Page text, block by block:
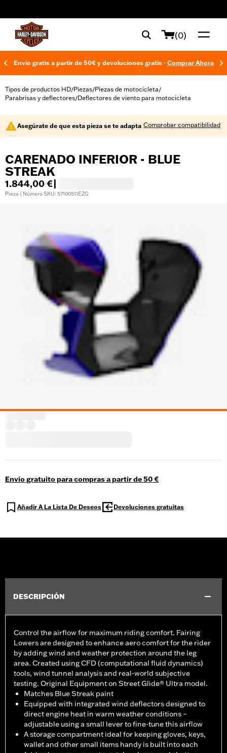
(0)
Envío gratis a partir de 50€ y devoluciones gratis - Comprar Ahora
Tipos de productos HD/Piezas/Piezas de motocicleta/
Parabrisas y deflectores/Deflectores de viento para motocicleta
Asegúrate de que esta pieza se te adapta Comprobar compatibilidad
CARENADO INFERIOR - BLUE
STREAK
1.844,00 €
Pieza | Número SKU: 57100511EZG
Envío gratuito para compras a partir de 50 €
Añadir A La Lista De Deseos Devoluciones gratuitas
DESCRIPCIÓN
Control the airflow for maximum riding comfort. Fairing
Lowers are designed to enhance aero comfort for the rider
by adding wind and weather protection around the leg
area. Created using CFD (computational fluid dynamics)
tools, wind tunnel analysis and real-world subjective
testing. Original Equipment on Street Glide® Ultra model.
Matches Blue Streak paint
Equipped with integrated wind deflectors designed to
direct engine heat in warm weather conditions –
adjustable using a small lever to fine-tune this airflow
A storage compartment ideal for keeping gloves, keys,
wallet and other small items handy is built into each